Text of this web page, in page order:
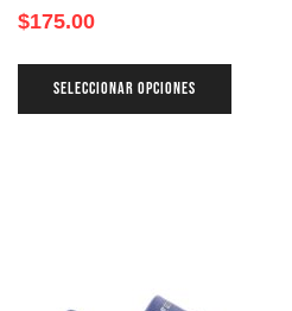
$175.00
SELECCIONAR OPCIONES